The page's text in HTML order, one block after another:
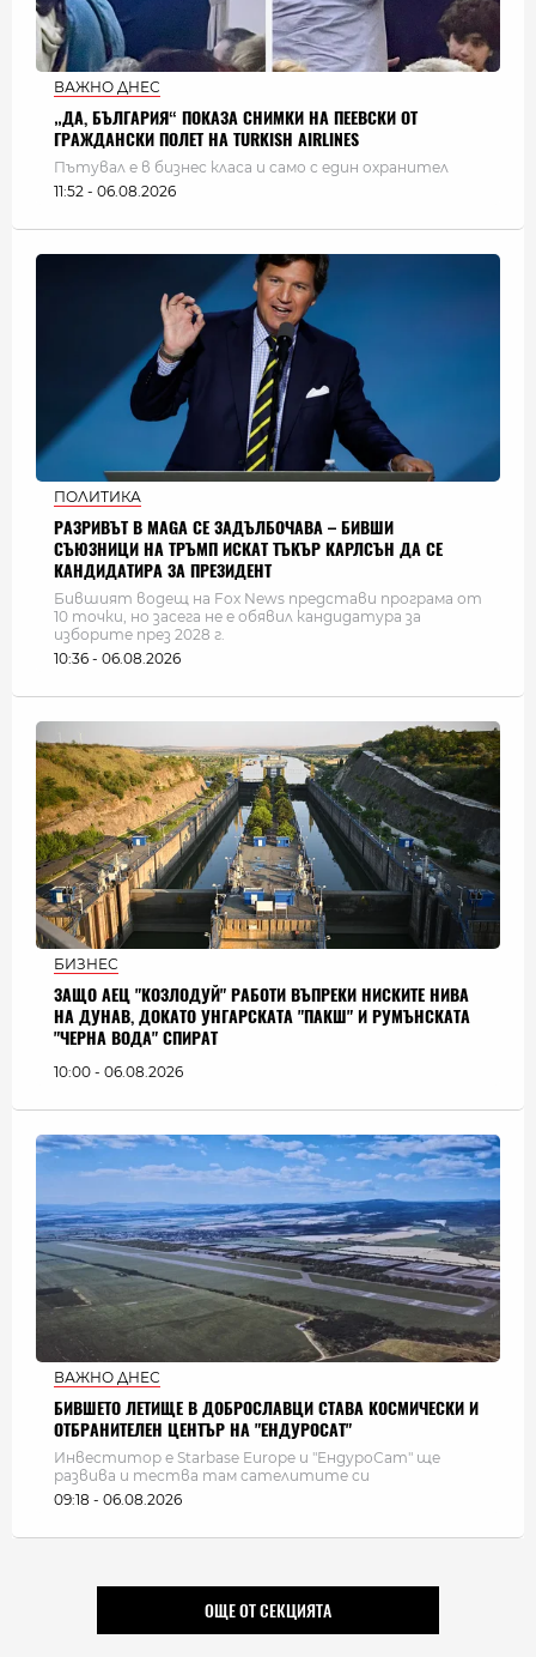
ВАЖНО ДНЕС
„ДА, БЪЛГАРИЯ“ ПОКАЗА СНИМКИ НА ПЕЕВСКИ ОТ
ГРАЖДАНСКИ ПОЛЕТ НА TURKISH AIRLINES
Пътувал е в бизнес класа и само с един охранител
11:52 - 06.08.2026
ПОЛИТИКА
РАЗРИВЪТ В MAGA СЕ ЗАДЪЛБОЧАВА – БИВШИ
СЪЮЗНИЦИ НА ТРЪМП ИСКАТ ТЪКЪР КАРЛСЪН ДА СЕ
КАНДИДАТИРА ЗА ПРЕЗИДЕНТ
Бившият водещ на Fox News представи програма от
10 точки, но засега не е обявил кандидатура за
изборите през 2028 г.
10:36 - 06.08.2026
БИЗНЕС
ЗАЩО АЕЦ "КОЗЛОДУЙ" РАБОТИ ВЪПРЕКИ НИСКИТЕ НИВА
НА ДУНАВ, ДОКАТО УНГАРСКАТА "ПАКШ" И РУМЪНСКАТА
"ЧЕРНА ВОДА" СПИРАТ
10:00 - 06.08.2026
ВАЖНО ДНЕС
БИВШЕТО ЛЕТИЩЕ В ДОБРОСЛАВЦИ СТАВА КОСМИЧЕСКИ И
ОТБРАНИТЕЛЕН ЦЕНТЪР НА "ЕНДУРОСАТ"
Инвеститор е Starbase Europe и "ЕндуроСат" ще
развива и тества там сателитите си
09:18 - 06.08.2026
ОЩЕ ОТ СЕКЦИЯТА